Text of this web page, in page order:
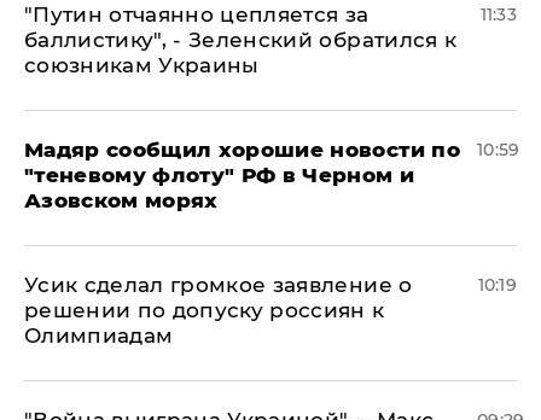
"Путин отчаянно цепляется за
баллистику", - Зеленский обратился к
союзникам Украины
11:33
Мадяр сообщил хорошие новости по
"теневому флоту" РФ в Черном и
Азовском морях
10:59
Усик сделал громкое заявление о
решении по допуску россиян к
Олимпиадам
10:19